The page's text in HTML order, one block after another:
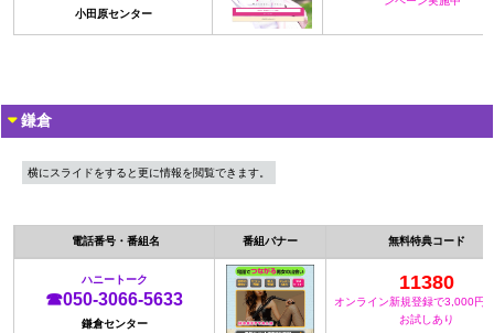
小田原センター
鎌倉
横にスライドをすると更に情報を閲覧できます。
電話番号・番組名 番組バナー 無料特典コード
ハニートーク
☎050-3066-5633
鎌倉センター
11380
オンライン新規登録で3,000円
お試しあり